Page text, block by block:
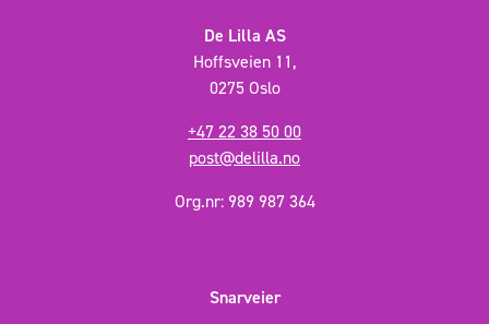
De Lilla AS
Hoffsveien 11,
0275 Oslo
+47 22 38 50 00
post@delilla.no
Org.nr: 989 987 364
Snarveier